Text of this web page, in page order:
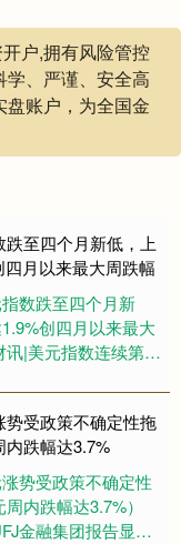
户,拥有风险管控
、严谨、安全高
账户，为全国金
跌至四个月新低，上
月以来最大周跌幅
指数跌至四个月新
创四月以来最大
讯|美元指数连续第三
水平。上....
势受政策不确定性拖
内跌幅达3.7%
涨势受政策不确定性
内跌幅达3.7%）
金融集团报告显